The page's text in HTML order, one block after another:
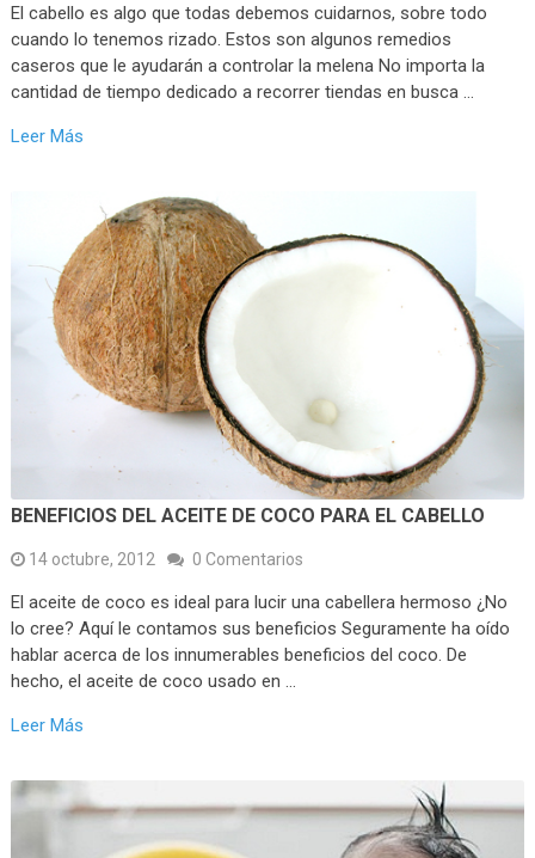
El cabello es algo que todas debemos cuidarnos, sobre todo
cuando lo tenemos rizado. Estos son algunos remedios
caseros que le ayudarán a controlar la melena No importa la
cantidad de tiempo dedicado a recorrer tiendas en busca …
Leer Más
BENEFICIOS DEL ACEITE DE COCO PARA EL CABELLO
14 octubre, 2012 0 Comentarios
El aceite de coco es ideal para lucir una cabellera hermoso ¿No
lo cree? Aquí le contamos sus beneficios Seguramente ha oído
hablar acerca de los innumerables beneficios del coco. De
hecho, el aceite de coco usado en …
Leer Más